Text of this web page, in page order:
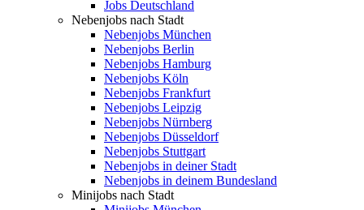
Jobs Deutschland
Nebenjobs nach Stadt
Nebenjobs München
Nebenjobs Berlin
Nebenjobs Hamburg
Nebenjobs Köln
Nebenjobs Frankfurt
Nebenjobs Leipzig
Nebenjobs Nürnberg
Nebenjobs Düsseldorf
Nebenjobs Stuttgart
Nebenjobs in deiner Stadt
Nebenjobs in deinem Bundesland
Minijobs nach Stadt